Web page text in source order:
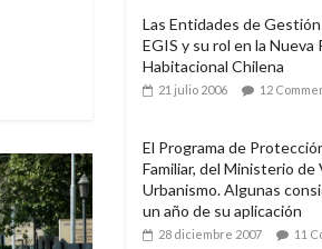
Rol y funcionamiento de
Gestión Inmobiliaria
2 junio 2009 14
Las Entidades de Gestión
EGIS y su rol en la Nueva
Habitacional Chilena